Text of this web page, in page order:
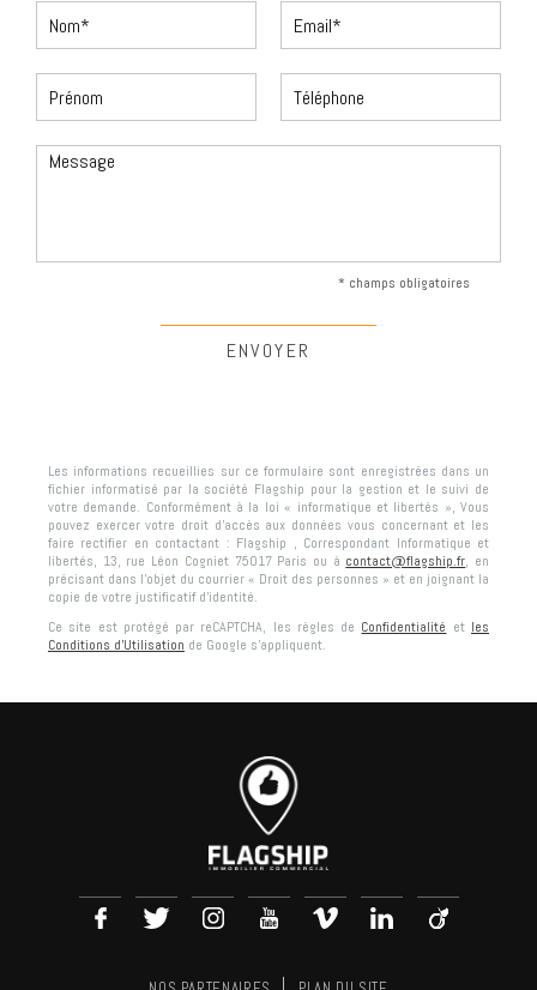
* champs obligatoires
Les informations recueillies sur ce formulaire sont enregistrées dans un
fichier informatisé par la société Flagship pour la gestion et le suivi de
votre demande. Conformément à la loi « informatique et libertés », Vous
pouvez exercer votre droit d'accès aux données vous concernant et les
faire rectifier en contactant : Flagship , Correspondant Informatique et
libertés, 13, rue Léon Cogniet 75017 Paris ou à contact@flagship.fr, en
précisant dans l’objet du courrier « Droit des personnes » et en joignant la
copie de votre justificatif d’identité.
Ce site est protégé par reCAPTCHA, les règles de Confidentialité et les
Conditions d'Utilisation de Google s'appliquent.